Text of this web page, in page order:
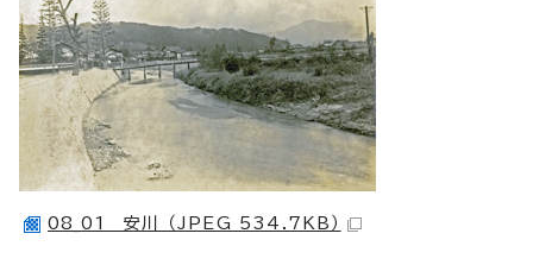
08_01 安川 （JPEG 534.7KB）